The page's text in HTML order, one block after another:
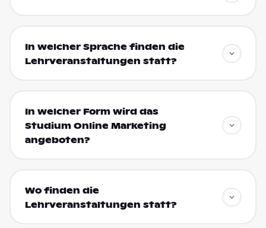
In welcher Sprache finden die
Lehrveranstaltungen statt?
In welcher Form wird das
Studium Online Marketing
angeboten?
Wo finden die
Lehrveranstaltungen statt?